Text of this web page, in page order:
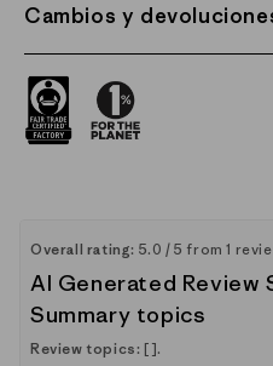
Cambios y
Overall rating: 5.0 / 5 from 1
AI Generated Review
Summary topics
Review topics: [].